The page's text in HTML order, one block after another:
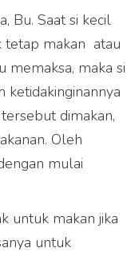
Bu. Saat si kecil
tetap makan atau
memaksa, maka si
ketidakinginannya
dimakan,
Oleh
mulai
untuk makan jika
untuk